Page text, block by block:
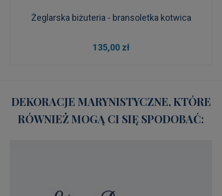
Żeglarska biżuteria - bransoletka kotwica
135,00 zł
DEKORACJE MARYNISTYCZNE, KTÓRE
RÓWNIEŻ MOGĄ CI SIĘ SPODOBAĆ: